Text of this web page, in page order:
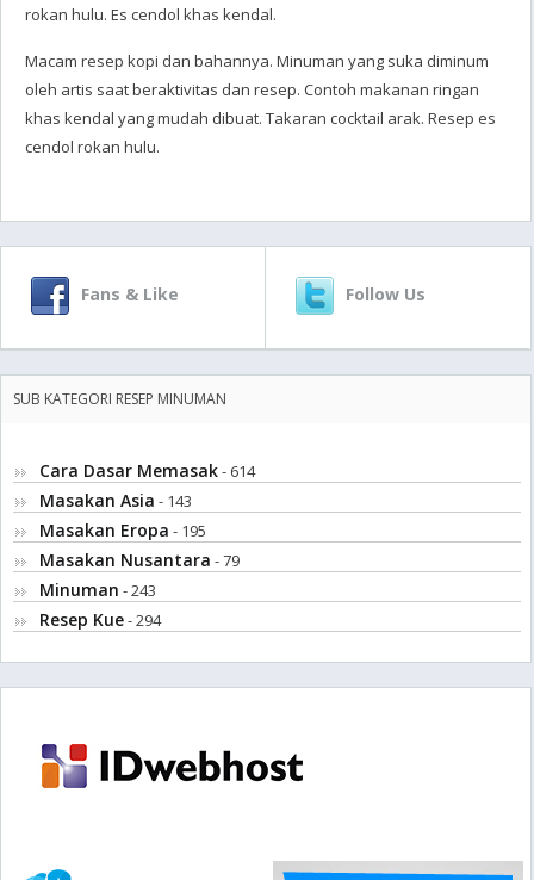
rokan hulu. Es cendol khas kendal.
Macam resep kopi dan bahannya. Minuman yang suka diminum
oleh artis saat beraktivitas dan resep. Contoh makanan ringan
khas kendal yang mudah dibuat. Takaran cocktail arak. Resep es
cendol rokan hulu.
Fans & Like Follow Us
SUB KATEGORI RESEP MINUMAN
Cara Dasar Memasak- 614
Masakan Asia - 143
Masakan Eropa - 195
Masakan Nusantara - 79
Minuman - 243
Resep Kue- 294